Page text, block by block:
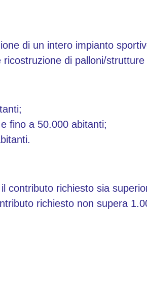
di un intero impianto
di palloni/strutture
fino a 50.000 abitanti;
contributo richiesto sia
richiesto non supera